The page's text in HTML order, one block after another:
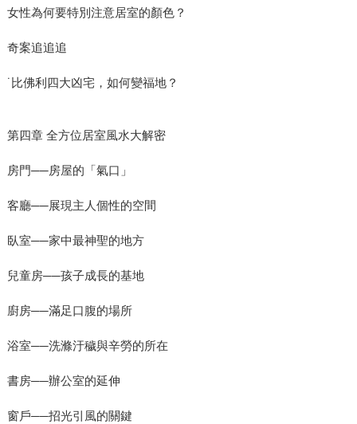
女性為何要特別注意居室的顏色？
奇案追追追
˙比佛利四大凶宅，如何變福地？
第四章 全方位居室風水大解密
房門──房屋的「氣口」
客廳──展現主人個性的空間
臥室──家中最神聖的地方
兒童房──孩子成長的基地
廚房──滿足口腹的場所
浴室──洗滌汙穢與辛勞的所在
書房──辦公室的延伸
窗戶──招光引風的關鍵